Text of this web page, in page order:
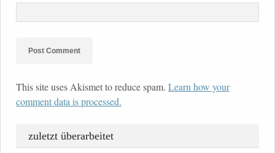
This site uses Akismet to reduce spam. Learn how your
comment data is processed.
zuletzt überarbeitet